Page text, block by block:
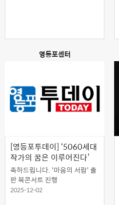
영등포센터
[영등포투데이] ‘5060세대
작가의 꿈은 이루어진다’
축하드립니다. '마음의 서랍' 출
판 북콘서트 진행
2025-12-02